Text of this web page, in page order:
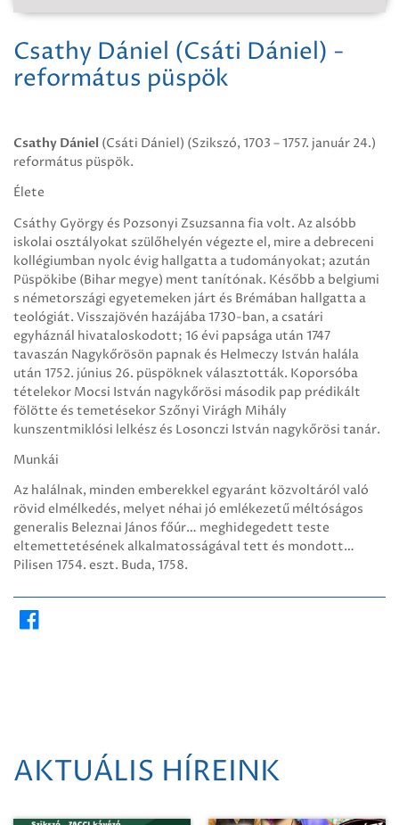
Csathy Dániel (Csáti Dániel) -
református püspök
Csathy Dániel (Csáti Dániel) (Szikszó, 1703 – 1757. január 24.)
református püspök.
Élete
Csáthy György és Pozsonyi Zsuzsanna fia volt. Az alsóbb
iskolai osztályokat szülőhelyén végezte el, mire a debreceni
kollégiumban nyolc évig hallgatta a tudományokat; azután
Püspökibe (Bihar megye) ment tanítónak. Később a belgiumi
s németországi egyetemeken járt és Brémában hallgatta a
teológiát. Visszajövén hazájába 1730-ban, a csatári
egyháznál hivataloskodott; 16 évi papsága után 1747
tavaszán Nagykőrösön papnak és Helmeczy István halála
után 1752. június 26. püspöknek választották. Koporsóba
tételekor Mocsi István nagykőrösi második pap prédikált
fölötte és temetésekor Szőnyi Virágh Mihály
kunszentmiklósi lelkész és Losonczi István nagykőrösi tanár.
Munkái
Az halálnak, minden emberekkel egyaránt közvoltáról való
rövid elmélkedés, melyet néhai jó emlékezetű méltóságos
generalis Beleznai János főúr… meghidegedett teste
eltemettetésének alkalmatosságával tett és mondott…
Pilisen 1754. eszt. Buda, 1758.
AKTUÁLIS HÍREINK